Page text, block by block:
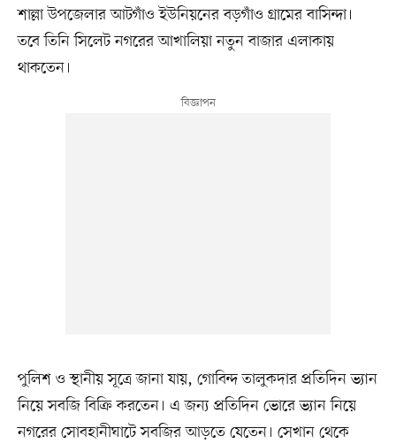
শাল্লা উপজেলার আটগাঁও ইউনিয়নের বড়গাঁও গ্রামের বাসিন্দা।
তবে তিনি সিলেট নগরের আখালিয়া নতুন বাজার এলাকায়
থাকতেন।
পুলিশ ও স্থানীয় সূত্রে জানা যায়, গোবিন্দ তালুকদার প্রতিদিন ভ্যান
নিয়ে সবজি বিক্রি করতেন। এ জন্য প্রতিদিন ভোরে ভ্যান নিয়ে
নগরের সোবহানীঘাটে সবজির আড়তে যেতেন। সেখান থেকে